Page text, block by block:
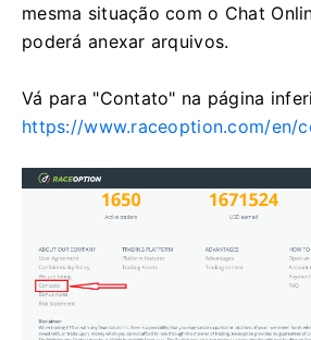
mesma situação com o Chat
poderá anexar arquivos.
Vá para "Contato" na página
https://www.raceoption.com/en/